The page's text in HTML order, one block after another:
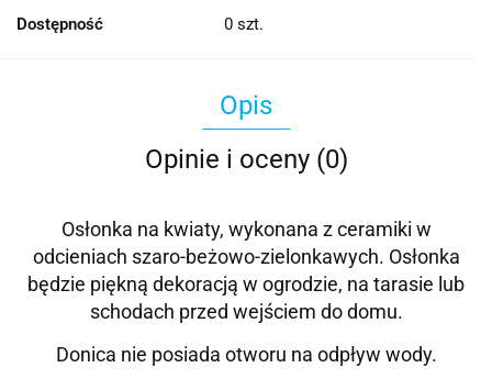
Dostępność 0 szt.
Opis
Opinie i oceny (0)
Osłonka na kwiaty, wykonana z ceramiki w
odcieniach szaro-beżowo-zielonkawych. Osłonka
będzie piękną dekoracją w ogrodzie, na tarasie lub
schodach przed wejściem do domu.
Donica nie posiada otworu na odpływ wody.